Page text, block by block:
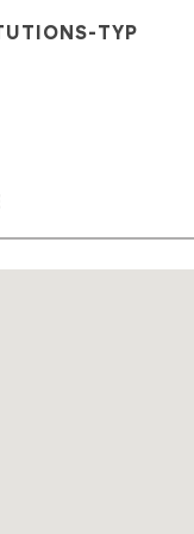
TYP